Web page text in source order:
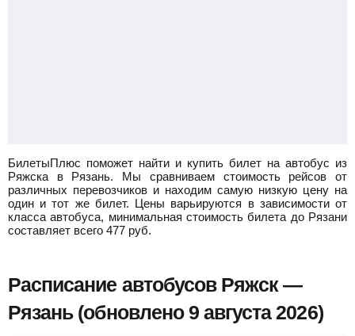
БилетыПлюс поможет найти и купить билет на автобус из
Ряжска в Рязань.
Мы сравниваем стоимость рейсов от
различных перевозчиков и находим самую низкую цену на
один и тот же билет. Цены варьируются в зависимости от
класса автобуса, минимальная стоимость билета до Рязани
составляет всего 477 руб.
Расписание автобусов Ряжск —
Рязань (обновлено 9 августа 2026)